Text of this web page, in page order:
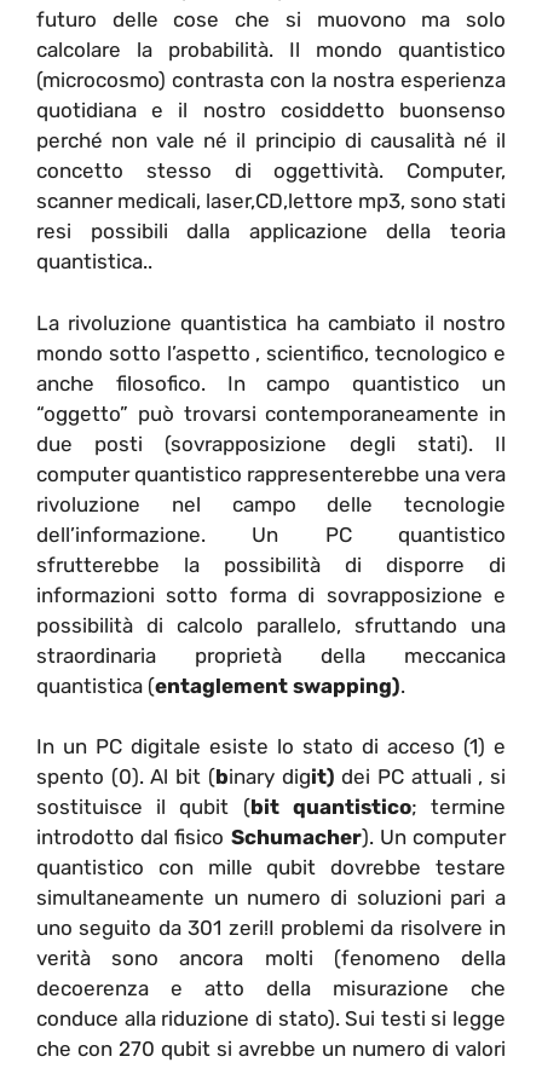
futuro delle cose che si muovono ma solo
calcolare la probabilità. Il mondo quantistico
(microcosmo) contrasta con la nostra esperienza
quotidiana e il nostro cosiddetto buonsenso
perché non vale né il principio di causalità né il
concetto stesso di oggettività. Computer,
scanner medicali, laser,CD,lettore mp3, sono stati
resi possibili dalla applicazione della teoria
quantistica..
La rivoluzione quantistica ha cambiato il nostro
mondo sotto l’aspetto , scientifico, tecnologico e
anche filosofico. In campo quantistico un
“oggetto” può trovarsi contemporaneamente in
due posti (sovrapposizione degli stati). Il
computer quantistico rappresenterebbe una vera
rivoluzione nel campo delle tecnologie
dell’informazione. Un PC quantistico
sfrutterebbe la possibilità di disporre di
informazioni sotto forma di sovrapposizione e
possibilità di calcolo parallelo, sfruttando una
straordinaria proprietà della meccanica
quantistica (entaglement swapping).
In un PC digitale esiste lo stato di acceso (1) e
spento (0). Al bit (binary digit)dei PC attuali , si
sostituisce il qubit (bit quantistico; termine
introdotto dal fisico Schumacher). Un computer
quantistico con mille qubit dovrebbe testare
simultaneamente un numero di soluzioni pari a
uno seguito da 301 zeri!I problemi da risolvere in
verità sono ancora molti (fenomeno della
decoerenza e atto della misurazione che
conduce alla riduzione di stato). Sui testi si legge
che con 270 qubit si avrebbe un numero di valori